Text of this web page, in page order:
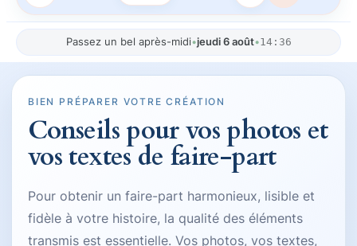
Passez un bel après-midi•jeudi 6 août•14:36
BIEN PRÉPARER VOTRE CRÉATION
Conseils pour vos photos et
vos textes de faire-part
Pour obtenir un faire-part harmonieux, lisible et
fidèle à votre histoire, la qualité des éléments
transmis est essentielle. Vos photos, vos textes,